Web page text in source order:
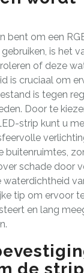
bent om een
is het
of deze
is cruciaal om
is tegen
Door te
strip kunt u
buitenruimtes,
schade door
waterdichtheid
tip om ervoor
en lang